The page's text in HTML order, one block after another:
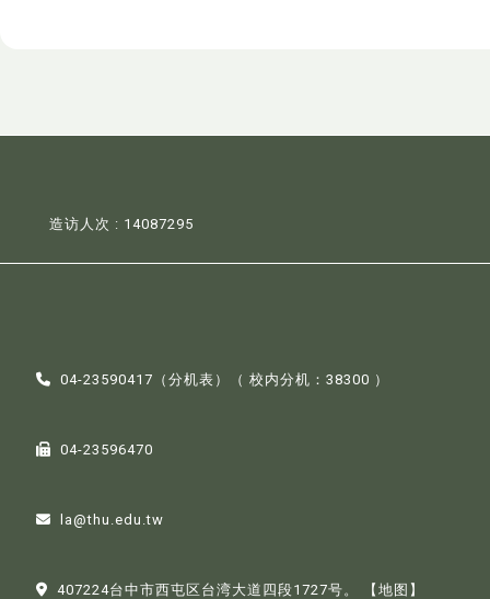
造访人次 : 14087295
04-23590417（分机表 ）（ 校内分机：38300 ）
04-23596470
la@thu.edu.tw
407224台中市西屯区台湾大道四段1727号。 【地图】